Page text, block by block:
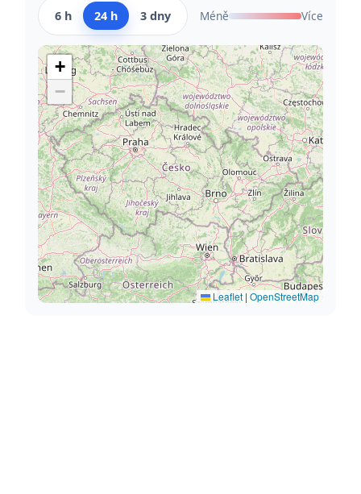
6 h 24 h 3 dny Méně Více
+
−
Leaflet | OpenStreetMap